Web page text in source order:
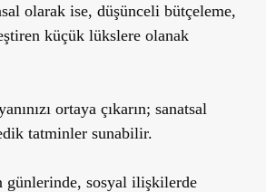
olarak ise, düşünceli bütçeleme,
küçük lükslere olanak
ortaya çıkarın; sanatsal
tatminler sunabilir.
günlerinde, sosyal ilişkilerde